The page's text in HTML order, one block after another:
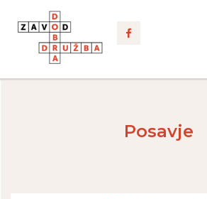
Posavje